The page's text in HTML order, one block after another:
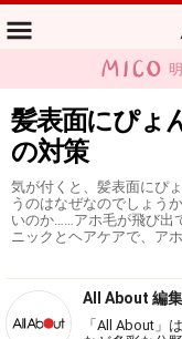
髪表面にぴょ
の対策
気が付くと、髪表面にぴ
うのはなぜなのでしょう
いのか……アホ毛が飛び出
ニックとヘアケアで、ア
All About 編
「All About」